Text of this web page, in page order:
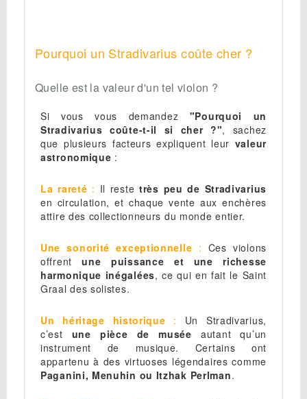
Pourquoi un Stradivarius coûte cher ?
Quelle est la valeur d'un tel violon ?
Si vous vous demandez "Pourquoi un
Stradivarius coûte-t-il si cher ?", sachez
que plusieurs facteurs expliquent leur valeur
astronomique :
La rareté : Il reste très peu de Stradivarius
en circulation, et chaque vente aux enchères
attire des collectionneurs du monde entier.
Une sonorité exceptionnelle : Ces violons
offrentune puissance et une richesse
harmonique inégalées, ce qui en fait le Saint
Graal des solistes.
Un héritage historique : Un Stradivarius,
c’est une pièce de musée autant qu’un
instrument de musique. Certains ont
appartenu à des virtuoses légendaires comme
Paganini, Menuhin ou Itzhak Perlman.